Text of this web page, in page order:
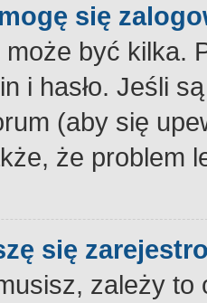
się
być kilka.
i hasło. Jeśli
(aby się
że problem
się
zależy